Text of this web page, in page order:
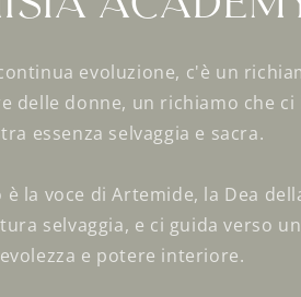
evoluzione, c'è un
delle donne, un richiamo che ci
essenza selvaggia e sacra.
la voce di Artemide, la Dea
selvaggia, e ci guida verso
e potere interiore.